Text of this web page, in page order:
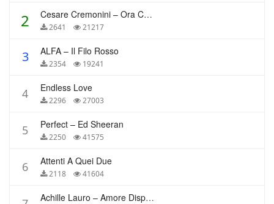
2 Cesare Cremonini – Ora Che Non Ho Più Te
2641 21217
3 ALFA – Il Filo Rosso
2354 19241
4 Endless Love
2296 27003
5 Perfect – Ed Sheeran
2250 41575
6 Attenti A Quei Due
2118 41604
Achille Lauro – Amore Disperato